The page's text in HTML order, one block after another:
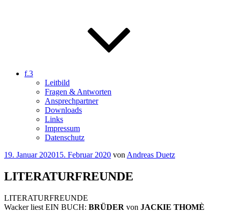
f.3
Leitbild
Fragen & Antworten
Ansprechpartner
Downloads
Links
Impressum
Datenschutz
Veröffentlicht
19. Januar 202015. Februar 2020 von Andreas Duetz
LITERATURFREUNDE
LITERATURFREUNDE
Wacker liest EIN BUCH: BRÜDER von JACKIE THOMÈ